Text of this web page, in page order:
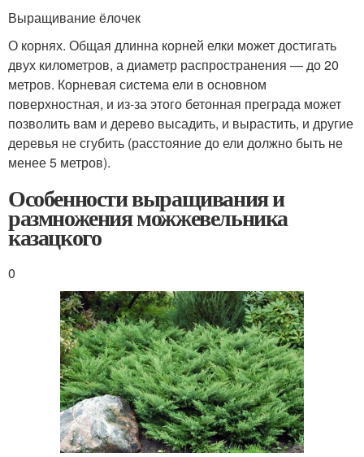
Выращивание ёлочек
О корнях. Общая длинна корней елки может достигать
двух километров, а диаметр распространения — до 20
метров. Корневая система ели в основном
поверхностная, и из-за этого бетонная преграда может
позволить вам и дерево высадить, и вырастить, и другие
деревья не сгубить (расстояние до ели должно быть не
менее 5 метров).
Особенности выращивания и
размножения можжевельника
казацкого
0